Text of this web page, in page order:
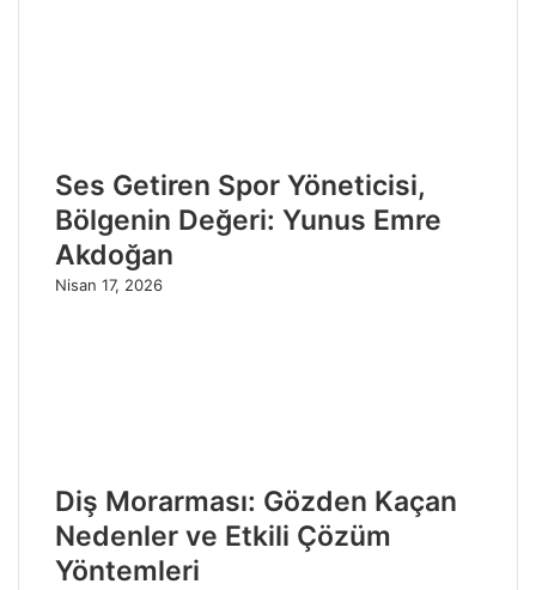
Ses Getiren Spor Yöneticisi,
Bölgenin Değeri: Yunus Emre
Akdoğan
Nisan 17, 2026
Diş Morarması: Gözden Kaçan
Nedenler ve Etkili Çözüm
Yöntemleri